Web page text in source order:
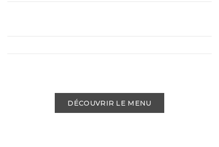
DÉCOUVRIR LE MENU